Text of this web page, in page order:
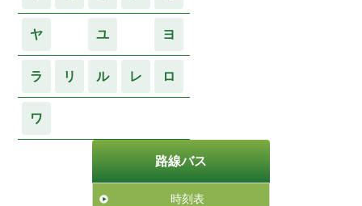
路線バス
時刻表
ヤ ユ ヨ
ラ リ ル レ ロ
ワ